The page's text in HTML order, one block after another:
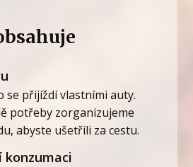
se přijíždí vlastními auty.
potřeby zorganizujeme
abyste ušetřili za cestu.
konzumaci